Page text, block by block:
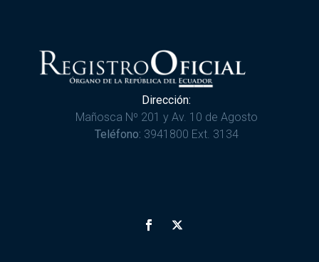
Dirección:
Mañosca Nº 201 y Av. 10 de Agosto
Teléfono: 3941800 Ext. 3134